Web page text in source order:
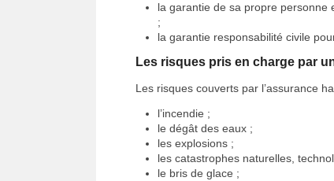
la garantie de sa propre personne
;
la garantie responsabilité civile
Les risques pris en charge par
Les risques couverts par l’assurance
l’incendie ;
le dégât des eaux ;
les explosions ;
les catastrophes naturelles,
le bris de glace ;